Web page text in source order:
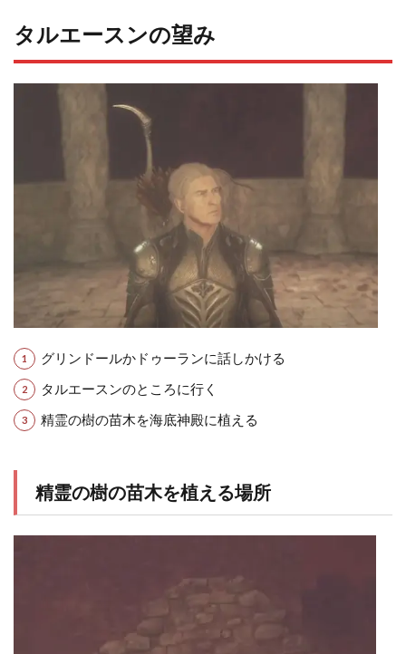
タルエースンの望み
グリンドールかドゥーランに話しかける
タルエースンのところに行く
精霊の樹の苗木を海底神殿に植える
精霊の樹の苗木を植える場所